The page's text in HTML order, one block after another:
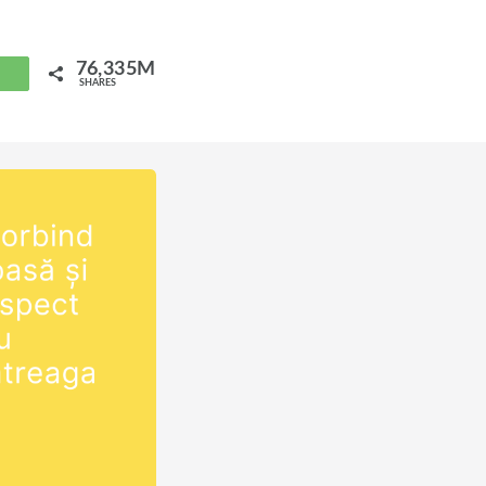
care o
76,335M
SHARES